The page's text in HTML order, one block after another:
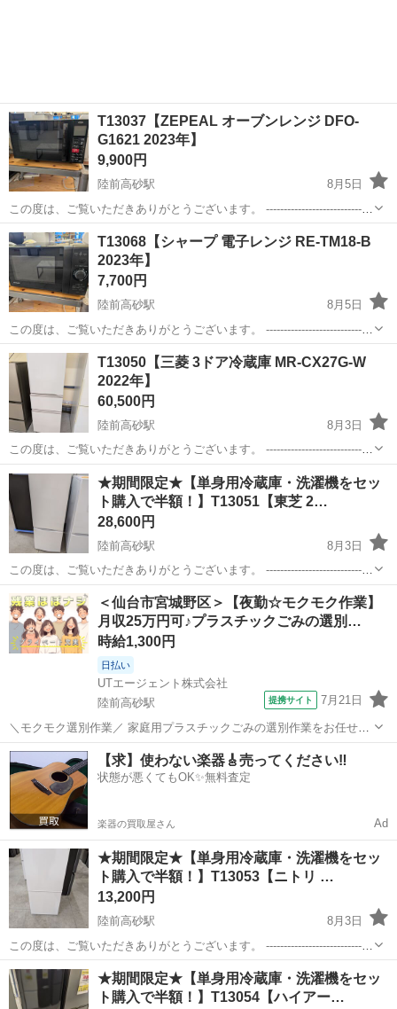
T13037【ZEPEAL オーブンレンジ DFO-
G1621 2023年】
9,900円
陸前高砂駅
8月5日
この度は、ご覧いただきありがとうございます。 ------------------------------
----------------------------- 【商品詳細】 商品名：ZEPEAL ...
宮城 仙台市 陸前高砂駅 キッチン家電
T13068【シャープ 電子レンジ RE-TM18-B
2023年】
7,700円
陸前高砂駅
8月5日
この度は、ご覧いただきありがとうございます。 ------------------------------
----------------------------- 【商品詳細】 商品名：シャープ 電子...
宮城 仙台市 陸前高砂駅 キッチン家電
T13050【三菱 3ドア冷蔵庫 MR-CX27G-W
2022年】
60,500円
陸前高砂駅
8月3日
この度は、ご覧いただきありがとうございます。 ------------------------------
----------------------------- 【商品詳細】 商品名：三菱 3ド...
宮城 仙台市 陸前高砂駅 キッチン家電 テント
★期間限定★【単身用冷蔵庫・洗濯機をセッ
ト購入で半額！】T13051【東芝 2…
28,600円
陸前高砂駅
8月3日
この度は、ご覧いただきありがとうございます。 ------------------------------
----------------------------- ★期間限定★【単身用冷蔵庫・洗濯機をセ...
宮城 仙台市 陸前高砂駅 キッチン家電 半額
＜仙台市宮城野区＞【夜勤☆モクモク作業】
月収25万円可♪プラスチックごみの選別…
時給1,300円
日払い
UTエージェント株式会社
陸前高砂駅
提携サイト 7月21日
＼モクモク選別作業／ 家庭用プラスチックごみの選別作業をお任せし
ます♪ ほとんどの方が未経験からのスタートなので安心◎ ＜具体的に
は…＞ ①ベルトコンベヤーに流れてくる 四角に固めたプラスチック
ごみをほぐす ②プラス...
宮城 仙台市 陸前高砂駅 工場
【求】使わない楽器🎸売ってください‼️
状態が悪くてもOK✨無料査定
楽器の買取屋さん Ad
★期間限定★【単身用冷蔵庫・洗濯機をセッ
ト購入で半額！】T13053【ニトリ …
13,200円
陸前高砂駅
8月3日
この度は、ご覧いただきありがとうございます。 ------------------------------
----------------------------- ★期間限定★【単身用冷蔵庫・洗濯機をセ...
宮城 仙台市 陸前高砂駅 キッチン家電 NTR
★期間限定★【単身用冷蔵庫・洗濯機をセッ
ト購入で半額！】T13054【ハイアー…